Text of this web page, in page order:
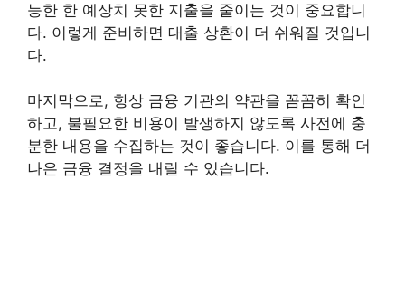
능한 한 예상치 못한 지출을 줄이는 것이 중요합니
다. 이렇게 준비하면 대출 상환이 더 쉬워질 것입니
다.
마지막으로, 항상 금융 기관의 약관을 꼼꼼히 확인
하고, 불필요한 비용이 발생하지 않도록 사전에 충
분한 내용을 수집하는 것이 좋습니다. 이를 통해 더
나은 금융 결정을 내릴 수 있습니다.